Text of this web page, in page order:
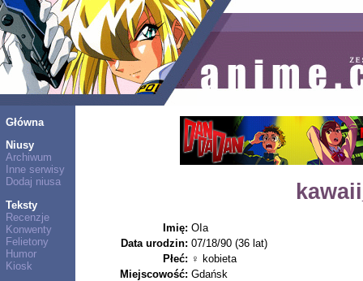
Główna
Niusy
Archiwum
Inne serwisy
Dodaj niusa
Teksty
Recenzje
Konwenty
Felietony
Humor
Kiosk
Imię: OIa
Data urodzin: 07/18/90 (36 lat)
Płeć: ♀ kobieta
Miejscowość: Gdańsk